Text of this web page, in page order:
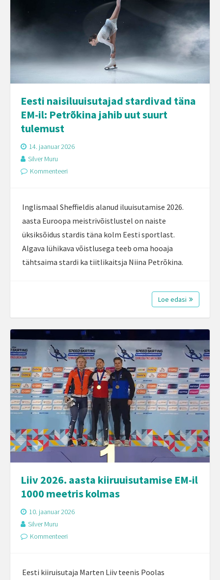
Eesti naisiluuisutajad stardivad täna
EM-il: Petrõkina jahib uut suurt
tulemust
14. jaanuar 2026
Silver Muru
Kommenteeri
Inglismaal Sheffieldis alanud iluuisutamise 2026.
aasta Euroopa meistrivõistlustel on naiste
üksiksõidus stardis täna kolm Eesti sportlast.
Algava lühikava võistlusega teeb oma hooaja
tähtsaima stardi ka tiitlikaitsja Niina Petrõkina.
Loe edasi
Liiv 2026. aasta kiiruuisutamise EM-il
1000 meetris kolmas
10. jaanuar 2026
Silver Muru
Kommenteeri
Eesti kiiruisutaja Marten Liiv teenis Poolas